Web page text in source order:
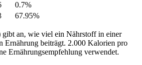
0.7%
67.95%
an, wie viel ein Nährstoff in einer
Ernährung beiträgt. 2.000 Kalorien pro
Ernährungsempfehlung verwendet.